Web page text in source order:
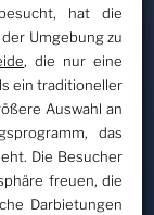
hat die
Umgebung zu
, die nur eine
ein traditioneller
Auswahl an
das
Die Besucher
freuen, die
Darbietungen